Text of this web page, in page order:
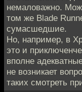
немаловажно.
том же Blade
сумасшедшие.
Но, например, в
это и
вполне
не возникает
таких смотреть